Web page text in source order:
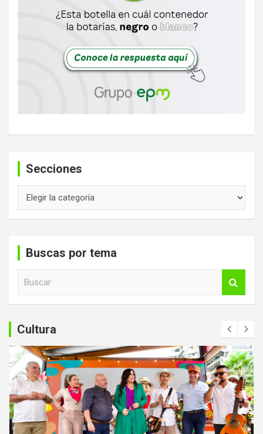
Secciones
Buscas por tema
a
Cultura